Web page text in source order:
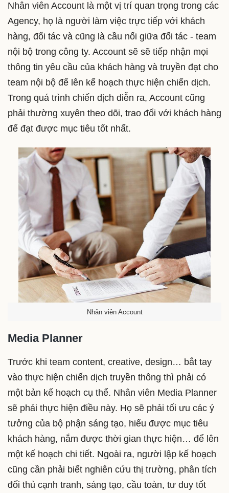
Nhân viên Account là một vị trí quan trọng trong các
Agency, họ là người làm việc trực tiếp với khách
hàng, đối tác và cũng là cầu nối giữa đối tác - team
nội bộ trong công ty. Account sẽ sẽ tiếp nhận mọi
thông tin yêu cầu của khách hàng và truyền đạt cho
team nội bộ để lên kế hoạch thực hiện chiến dịch.
Trong quá trình chiến dịch diễn ra, Account cũng
phải thường xuyên theo dõi, trao đổi với khách hàng
để đạt được mục tiêu tốt nhất.
Nhân viên Account
Media Planner
Trước khi team content, creative, design… bắt tay
vào thực hiện chiến dịch truyền thông thì phải có
một bản kế hoạch cụ thể. Nhân viên Media Planner
sẽ phải thực hiện điều này. Họ sẽ phải tối ưu các ý
tưởng của bộ phận sáng tạo, hiểu được mục tiêu
khách hàng, nắm được thời gian thực hiện… để lên
một kế hoạch chi tiết. Ngoài ra, người lập kế hoạch
cũng cần phải biết nghiên cứu thị trường, phân tích
đối thủ cạnh tranh, sáng tạo, cầu toàn, tư duy tốt